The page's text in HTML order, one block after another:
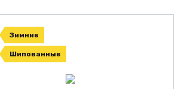
Зимние
Шипованные